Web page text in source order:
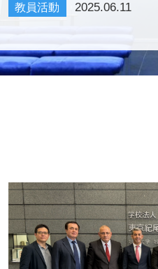
教員活動 2025.06.11